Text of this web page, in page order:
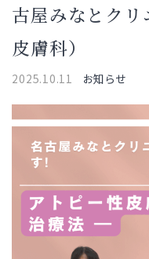
古屋みなとク
皮膚科）
2025.10.11 お知らせ